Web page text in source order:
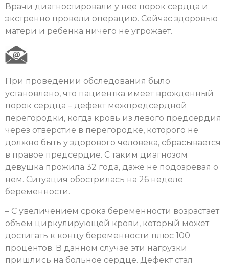
Врачи диагностировали у нее порок сердца и
экстренно провели операцию. Сейчас здоровью
матери и ребёнка ничего не угрожает.
При проведении обследования было
установлено, что пациентка имеет врожденный
порок сердца – дефект межпредсердной
перегородки, когда кровь из левого предсердия
через отверстие в перегородке, которого не
должно быть у здорового человека, сбрасывается
в правое предсердие. С таким диагнозом
девушка прожила 32 года, даже не подозревая о
нём. Ситуация обострилась на 26 неделе
беременности.
– С увеличением срока беременности возрастает
объем циркулирующей крови, который может
достигать к концу беременности плюс 100
процентов. В данном случае эти нагрузки
пришлись на больное сердце. Дефект стал